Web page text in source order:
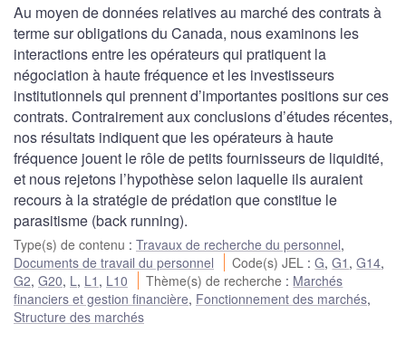
Au moyen de données relatives au marché des contrats à
terme sur obligations du Canada, nous examinons les
interactions entre les opérateurs qui pratiquent la
négociation à haute fréquence et les investisseurs
institutionnels qui prennent d’importantes positions sur ces
contrats. Contrairement aux conclusions d’études récentes,
nos résultats indiquent que les opérateurs à haute
fréquence jouent le rôle de petits fournisseurs de liquidité,
et nous rejetons l’hypothèse selon laquelle ils auraient
recours à la stratégie de prédation que constitue le
parasitisme (back running).
Type(s) de contenu : Travaux de recherche du personnel,
Documents de travail du personnel
Code(s) JEL :G,G1 ,G14,
G2, G20, L , L1 , L10 Thème(s) de recherche : Marchés
financiers et gestion financière, Fonctionnement des marchés,
Structure des marchés